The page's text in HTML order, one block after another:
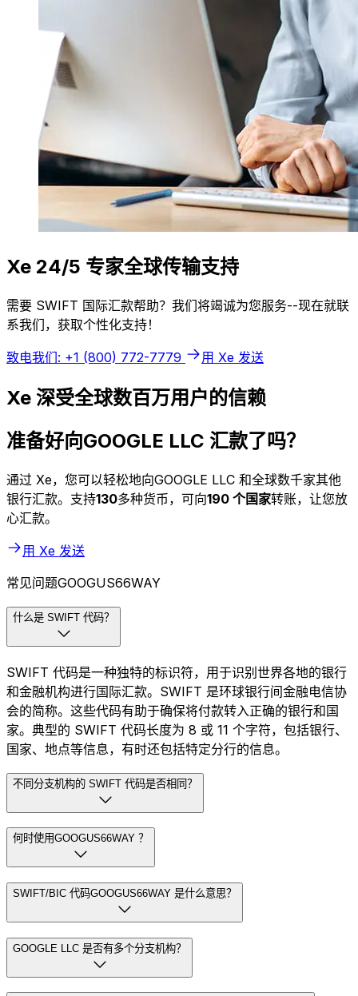
Xe 24/5 专家全球传输支持
需要 SWIFT 国际汇款帮助？我们将竭诚为您服务--现在就联
系我们，获取个性化支持！
致电我们: +1 (800) 772-7779 用 Xe 发送
Xe 深受全球数百万用户的信赖
准备好向GOOGLE LLC 汇款了吗？
通过 Xe，您可以轻松地向GOOGLE LLC 和全球数千家其他
银行汇款。支持130多种货币，可向190 个国家转账，让您放
心汇款。
用 Xe 发送
常见问题GOOGUS66WAY
什么是 SWIFT 代码？
SWIFT 代码是一种独特的标识符，用于识别世界各地的银行
和金融机构进行国际汇款。SWIFT 是环球银行间金融电信协
会的简称。这些代码有助于确保将付款转入正确的银行和国
家。典型的 SWIFT 代码长度为 8 或 11 个字符，包括银行、
国家、地点等信息，有时还包括特定分行的信息。
不同分支机构的 SWIFT 代码是否相同？
何时使用GOOGUS66WAY ？
SWIFT/BIC 代码GOOGUS66WAY 是什么意思？
GOOGLE LLC 是否有多个分支机构？